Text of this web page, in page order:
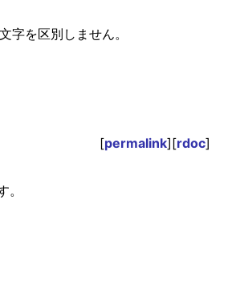
を区別しません。
[permalink][rdoc]